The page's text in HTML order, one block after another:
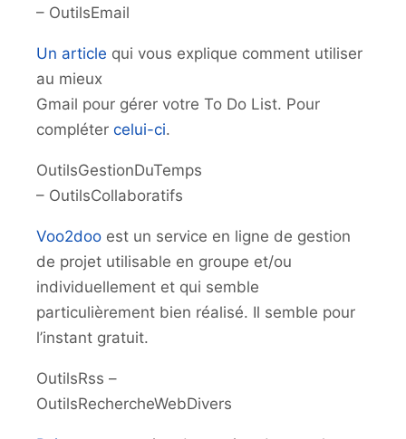
– OutilsEmail
Un article qui vous explique comment utiliser
au mieux
Gmail pour gérer votre To Do List. Pour
compléter celui-ci.
OutilsGestionDuTemps
– OutilsCollaboratifs
Voo2doo est un service en ligne de gestion
de projet utilisable en groupe et/ou
individuellement et qui semble
particulièrement bien réalisé. Il semble pour
l’instant gratuit.
OutilsRss –
OutilsRechercheWebDivers